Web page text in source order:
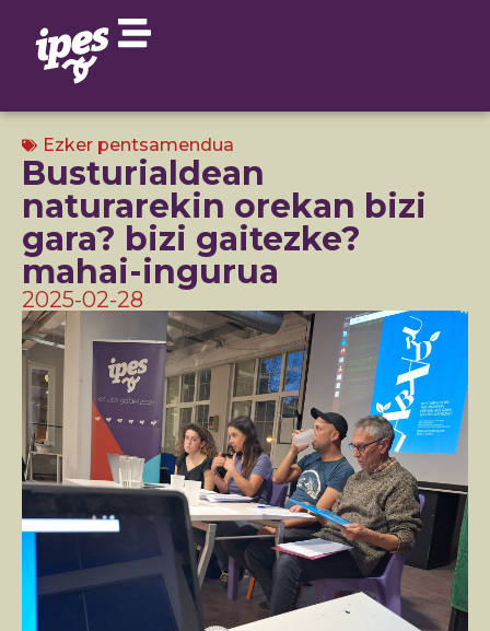
Ezker pentsamendua
Busturialdean
naturarekin orekan bizi
gara? bizi gaitezke?
mahai-ingurua
2025-02-28